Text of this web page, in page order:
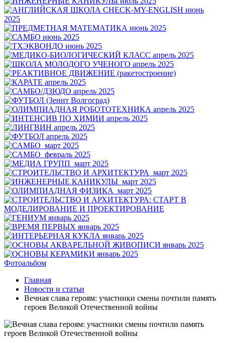
Фотоальбом
Главная
Новости и статьи
Вечная слава героям: участники смены почтили память
героев Великой Отечественной войны